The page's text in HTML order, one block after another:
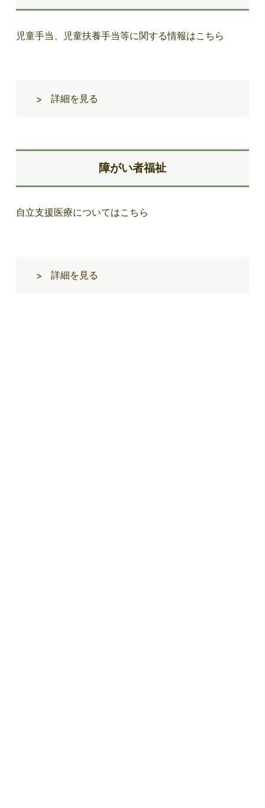
児童手当、児童扶養手当等に関する情報はこちら
> 詳細を見る
障がい者福祉
自立支援医療についてはこちら
> 詳細を見る